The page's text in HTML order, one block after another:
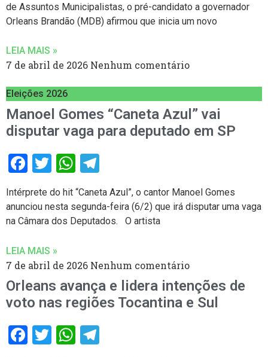
de Assuntos Municipalistas, o pré-candidato a governador
Orleans Brandão (MDB) afirmou que inicia um novo
LEIA MAIS »
7 de abril de 2026 Nenhum comentário
Eleições 2026
Manoel Gomes “Caneta Azul” vai
disputar vaga para deputado em SP
Facebook
TwitterWhatsApp
Intérprete do hit “Caneta Azul”, o cantor Manoel Gomes
anunciou nesta segunda-feira (6/2) que irá disputar uma vaga
na Câmara dos Deputados. O artista
LEIA MAIS »
7 de abril de 2026 Nenhum comentário
Orleans avança e lidera intenções de
voto nas regiões Tocantina e Sul
Facebook
TwitterWhatsApp